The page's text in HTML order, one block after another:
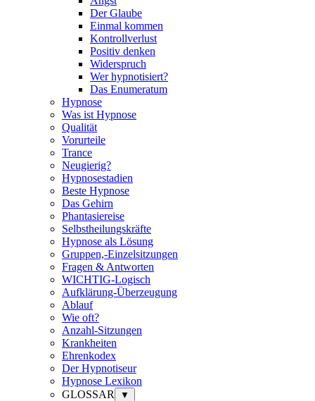
Der Glaube
Einmal kommen
Kontrollverlust
Positiv denken
Widerspruch
Wer hypnotisiert?
Das Enumeratum
Hypnose
Was ist Hypnose
Qualität
Vorurteile
Trance
Neugierig?
Hypnosestadien
Beste Hypnose
Das Gehirn
Phantasiereise
Selbstheilungskräfte
Hypnose als Lösung
Gruppen,-Einzelsitzungen
Fragen & Antworten
WICHTIG-Logisch
Aufklärung-Überzeugung
Ablauf
Wie oft?
Anzahl-Sitzungen
Krankheiten
Ehrenkodex
Der Hypnotiseur
Hypnose Lexikon
GLOSSAR
▼